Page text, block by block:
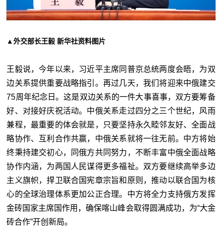
▲外交部长王毅 新华社资料图片
王毅说，今年以来，习近平主席同普京总统两度会晤，为双
边关系提供重要战略指引。再过几天，我们将迎来中俄建交
75周年纪念日。这是双边关系的一件大事喜事，双方要筹备
好、对接好庆祝活动。中俄关系走过四分之三个世纪，风雨
兼程，最重要的体会就是，只要坚持永久睦邻友好、全面战
略协作、互利合作共赢，中俄关系就将一往无前。中方将始
终秉持建交初心，同俄方共同努力，不断丰富中俄全面战略
协作内涵，为两国人民谋得更多福祉。双方要继续高举多边
主义旗帜，捍卫联合国宪章宗旨和原则，推动以联合国为核
心的全球治理体系更加公正合理。中方将全力支持俄方发挥
金砖国家主席国作用，确保喀山峰会取得圆满成功，为“大金
砖合作”开创新局。